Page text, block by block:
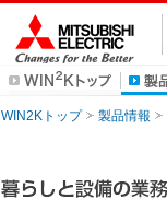
WIN2Kトップ 製品情報